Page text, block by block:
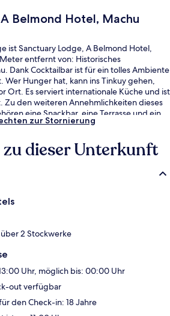
Belmond Hotel, Machu
ist Sanctuary Lodge, A Belmond Hotel,
entfernt von: Historisches
Dank Cocktailbar ist für ein tolles Ambiente
Hunger hat, kann ins Tinkuy gehen,
Ort. Es serviert internationale Küche und ist
den weiteren Annehmlichkeiten dieses
eine Snackbar, eine Terrasse und ein
zur Stornierung
dieser Unterkunft
2 Stockwerke
Uhr, möglich bis: 00:00 Uhr
out verfügbar
den Check-in: 18 Jahre